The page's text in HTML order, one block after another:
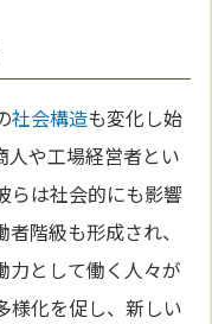
社会構造も変化し始
人や工場経営者とい
らは社会的にも影響
階級も形成され、
力として働く人々が
様化を促し、新しい